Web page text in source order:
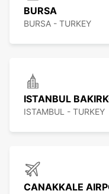
BURSA
BURSA - TURKEY
ISTANBUL
ISTAMBUL - TURKEY
CANAKKALE